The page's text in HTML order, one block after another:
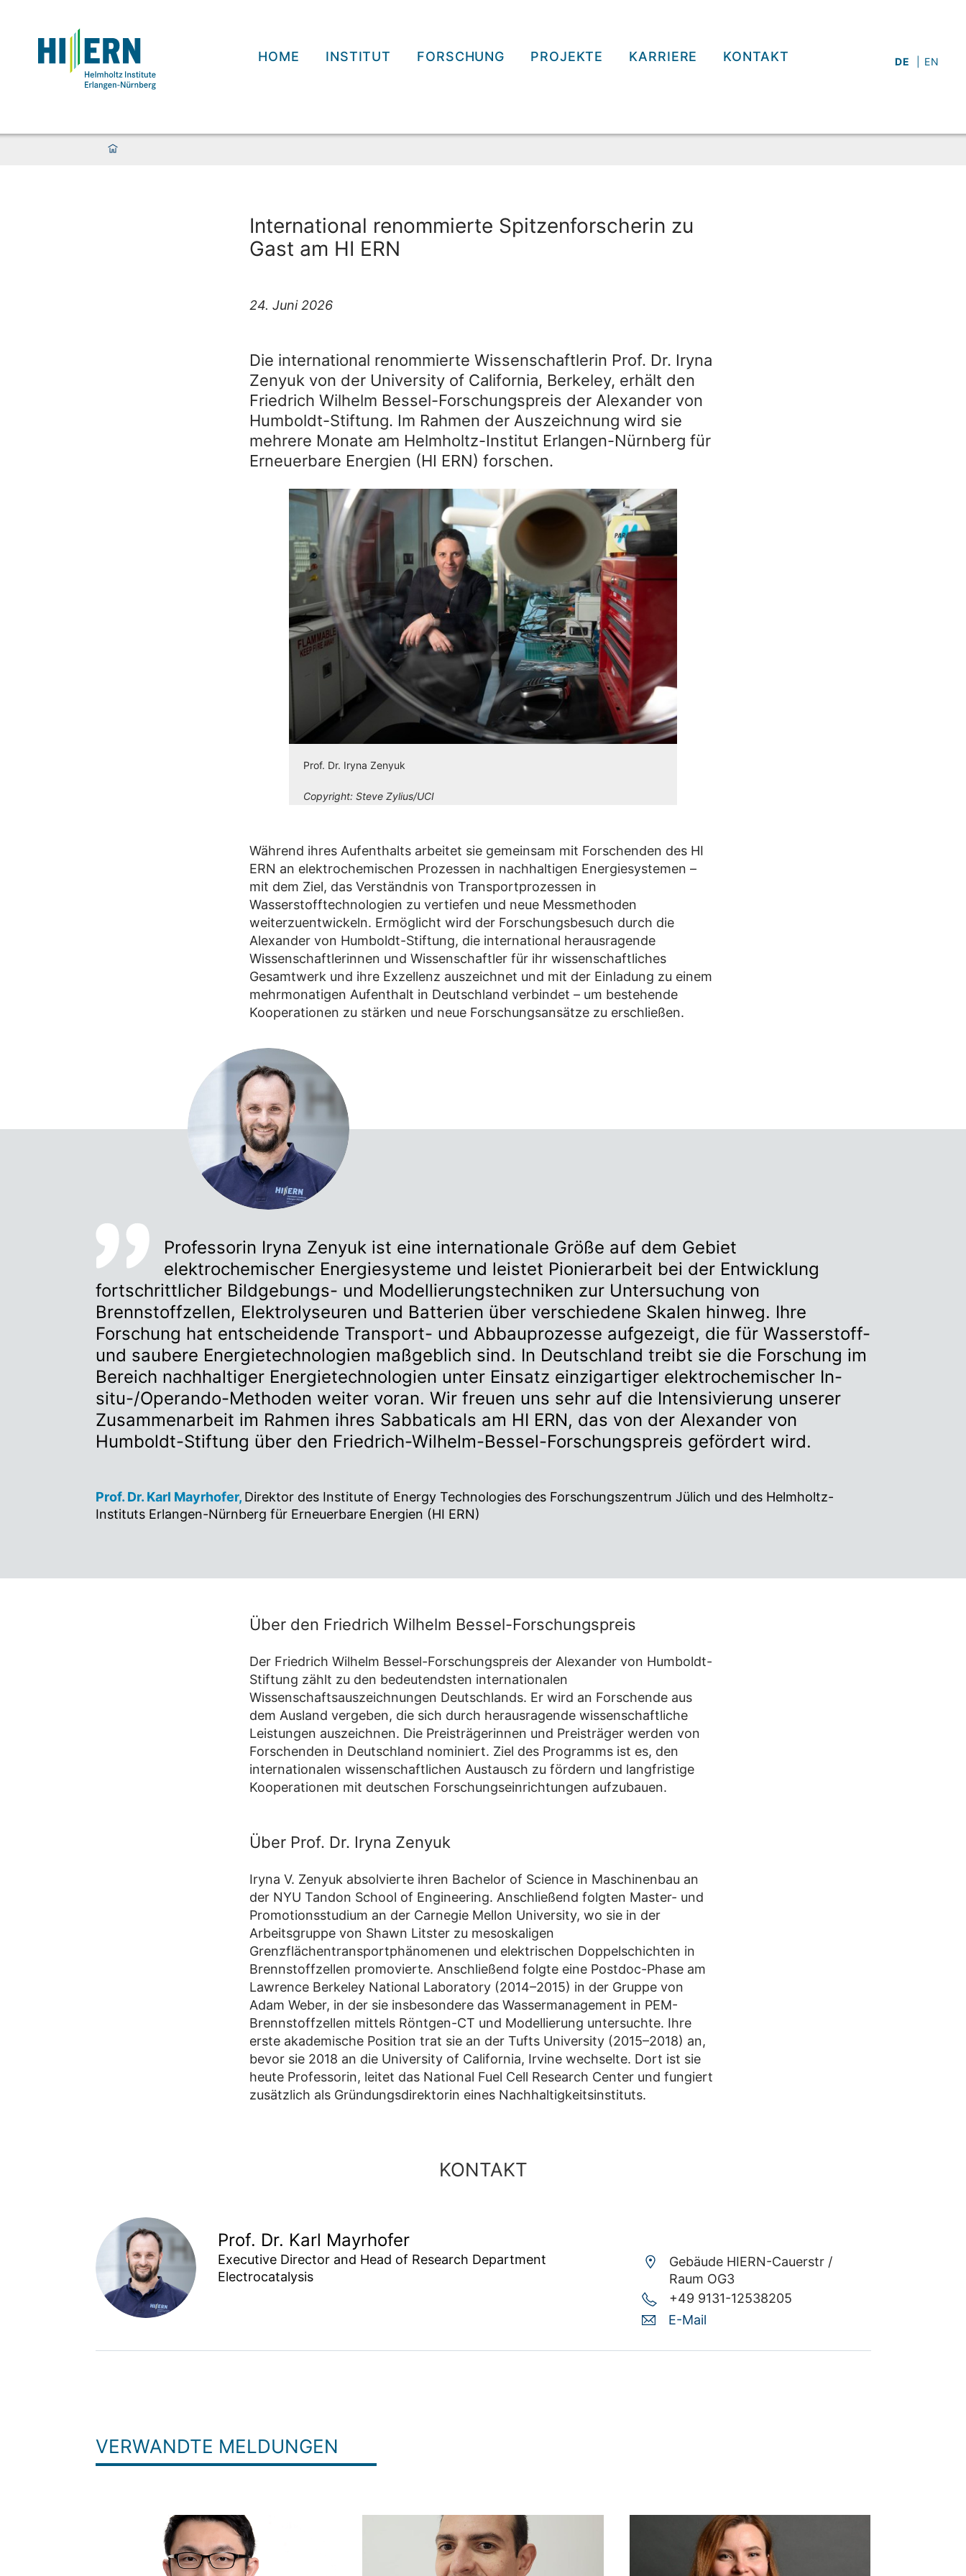
HOME INSTITUT FORSCHUNG PROJEKTE KARRIERE KONTAKT DE EN
International renommierte Spitzenforscherin zu
Gast am HI ERN
24. Juni 2026
Die international renommierte Wissenschaftlerin Prof. Dr. Iryna
Zenyuk von der University of California, Berkeley, erhält den
Friedrich Wilhelm Bessel-Forschungspreis der Alexander von
Humboldt-Stiftung. Im Rahmen der Auszeichnung wird sie
mehrere Monate am Helmholtz-Institut Erlangen-Nürnberg für
Erneuerbare Energien (HI ERN) forschen.
Prof. Dr. Iryna Zenyuk
Copyright:Steve Zylius/UCI
Während ihres Aufenthalts arbeitet sie gemeinsam mit Forschenden des HI
ERN an elektrochemischen Prozessen in nachhaltigen Energiesystemen –
mit dem Ziel, das Verständnis von Transportprozessen in
Wasserstofftechnologien zu vertiefen und neue Messmethoden
weiterzuentwickeln. Ermöglicht wird der Forschungsbesuch durch die
Alexander von Humboldt-Stiftung, die international herausragende
Wissenschaftlerinnen und Wissenschaftler für ihr wissenschaftliches
Gesamtwerk und ihre Exzellenz auszeichnet und mit der Einladung zu einem
mehrmonatigen Aufenthalt in Deutschland verbindet – um bestehende
Kooperationen zu stärken und neue Forschungsansätze zu erschließen.
Professorin Iryna Zenyuk ist eine internationale Größe auf dem Gebiet
elektrochemischer Energiesysteme und leistet Pionierarbeit bei der Entwicklung
fortschrittlicher Bildgebungs- und Modellierungstechniken zur Untersuchung von
Brennstoffzellen, Elektrolyseuren und Batterien über verschiedene Skalen hinweg. Ihre
Forschung hat entscheidende Transport- und Abbauprozesse aufgezeigt, die für Wasserstoff-
und saubere Energietechnologien maßgeblich sind. In Deutschland treibt sie die Forschung im
Bereich nachhaltiger Energietechnologien unter Einsatz einzigartiger elektrochemischer In-
situ-/Operando-Methoden weiter voran. Wir freuen uns sehr auf die Intensivierung unserer
Zusammenarbeit im Rahmen ihres Sabbaticals am HI ERN, das von der Alexander von
Humboldt-Stiftung über den Friedrich-Wilhelm-Bessel-Forschungspreis gefördert wird.
Prof. Dr. Karl Mayrhofer, Direktor des Institute of Energy Technologies des Forschungszentrum Jülich und des Helmholtz-
Instituts Erlangen-Nürnberg für Erneuerbare Energien (HI ERN)
Über den Friedrich Wilhelm Bessel-Forschungspreis
Der Friedrich Wilhelm Bessel-Forschungspreis der Alexander von Humboldt-
Stiftung zählt zu den bedeutendsten internationalen
Wissenschaftsauszeichnungen Deutschlands. Er wird an Forschende aus
dem Ausland vergeben, die sich durch herausragende wissenschaftliche
Leistungen auszeichnen. Die Preisträgerinnen und Preisträger werden von
Forschenden in Deutschland nominiert. Ziel des Programms ist es, den
internationalen wissenschaftlichen Austausch zu fördern und langfristige
Kooperationen mit deutschen Forschungseinrichtungen aufzubauen.
Über Prof. Dr. Iryna Zenyuk
Iryna V. Zenyuk absolvierte ihren Bachelor of Science in Maschinenbau an
der NYU Tandon School of Engineering. Anschließend folgten Master- und
Promotionsstudium an der Carnegie Mellon University, wo sie in der
Arbeitsgruppe von Shawn Litster zu mesoskaligen
Grenzflächentransportphänomenen und elektrischen Doppelschichten in
Brennstoffzellen promovierte. Anschließend folgte eine Postdoc-Phase am
Lawrence Berkeley National Laboratory (2014–2015) in der Gruppe von
Adam Weber, in der sie insbesondere das Wassermanagement in PEM-
Brennstoffzellen mittels Röntgen-CT und Modellierung untersuchte. Ihre
erste akademische Position trat sie an der Tufts University (2015–2018) an,
bevor sie 2018 an die University of California, Irvine wechselte. Dort ist sie
heute Professorin, leitet das National Fuel Cell Research Center und fungiert
zusätzlich als Gründungsdirektorin eines Nachhaltigkeitsinstituts.
KONTAKT
Prof. Dr. Karl Mayrhofer
Executive Director and Head of Research Department
Electrocatalysis
Gebäude HIERN-Cauerstr /
Raum OG3
+49 9131-12538205
E-Mail
VERWANDTE MELDUNGEN